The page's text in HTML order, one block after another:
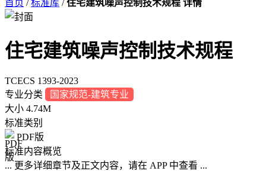
首页 / 标准库 / 住宅建筑噪声控制技术规程 详情
住宅建筑噪声控制技术规程
TCECS 1393-2023
专业分类
国家规范-建筑专业
大小 4.74M
标准类别
PDF版
标准内容概览
... 更多详细章节及正文内容，请在 APP 中查看 ...